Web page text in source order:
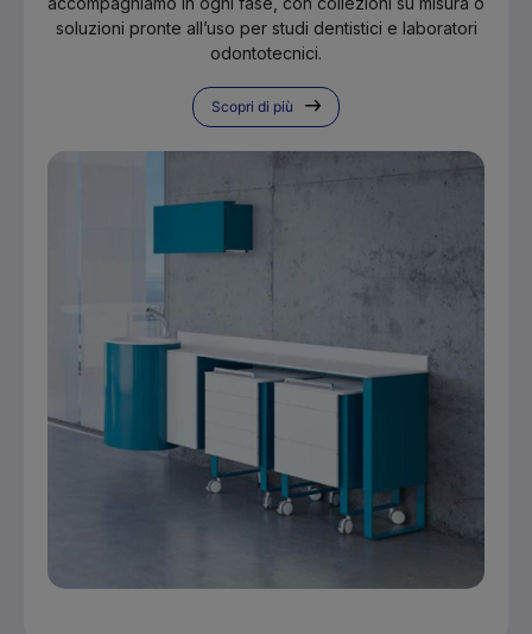
soluzioni pronte all’uso per studi dentistici e laboratori
odontotecnici.
Scopri di più